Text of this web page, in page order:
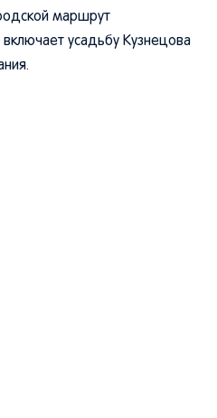
маршрут
включает усадьбу Кузнецова